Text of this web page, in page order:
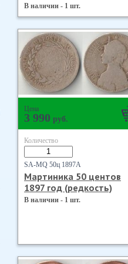
В наличии - 1 шт.
Цена
3 990 руб.
Количество
SA-MQ 50ц 1897А
Мартиника 50 центов
1897 год (редкость)
В наличии - 1 шт.